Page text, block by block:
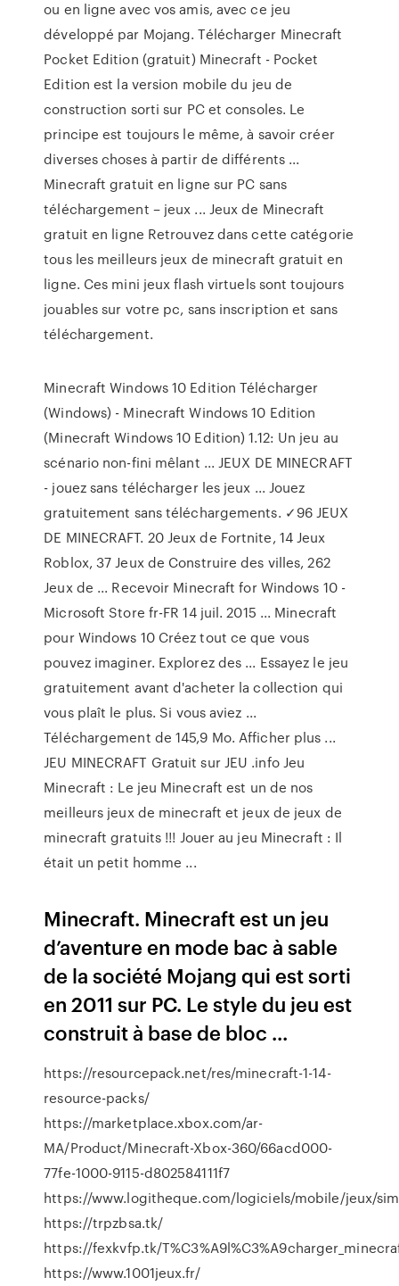
ou en ligne avec vos amis, avec ce jeu
développé par Mojang. Télécharger Minecraft
Pocket Edition (gratuit) Minecraft - Pocket
Edition est la version mobile du jeu de
construction sorti sur PC et consoles. Le
principe est toujours le même, à savoir créer
diverses choses à partir de différents ...
Minecraft gratuit en ligne sur PC sans
téléchargement – jeux ... Jeux de Minecraft
gratuit en ligne Retrouvez dans cette catégorie
tous les meilleurs jeux de minecraft gratuit en
ligne. Ces mini jeux flash virtuels sont toujours
jouables sur votre pc, sans inscription et sans
téléchargement.
Minecraft Windows 10 Edition Télécharger
(Windows) - Minecraft Windows 10 Edition
(Minecraft Windows 10 Edition) 1.12: Un jeu au
scénario non-fini mêlant ... JEUX DE MINECRAFT
- jouez sans télécharger les jeux ... Jouez
gratuitement sans téléchargements. ✓96 JEUX
DE MINECRAFT. 20 Jeux de Fortnite, 14 Jeux
Roblox, 37 Jeux de Construire des villes, 262
Jeux de ... Recevoir Minecraft for Windows 10 -
Microsoft Store fr-FR 14 juil. 2015 ... Minecraft
pour Windows 10 Créez tout ce que vous
pouvez imaginer. Explorez des ... Essayez le jeu
gratuitement avant d'acheter la collection qui
vous plaît le plus. Si vous aviez ...
Téléchargement de 145,9 Mo. Afficher plus ...
JEU MINECRAFT Gratuit sur JEU .info Jeu
Minecraft : Le jeu Minecraft est un de nos
meilleurs jeux de minecraft et jeux de jeux de
minecraft gratuits !!! Jouer au jeu Minecraft : Il
était un petit homme ...
Minecraft. Minecraft est un jeu
d’aventure en mode bac à sable
de la société Mojang qui est sorti
en 2011 sur PC. Le style du jeu est
construit à base de bloc ...
https://resourcepack.net/res/minecraft-1-14-
resource-packs/
https://marketplace.xbox.com/ar-
MA/Product/Minecraft-Xbox-360/66acd000-
77fe-1000-9115-d802584111f7
https://www.logitheque.com/logiciels/mobile/jeux/
https://trpzbsa.tk/
https://fexkvfp.tk/
https://www.1001jeux.fr/